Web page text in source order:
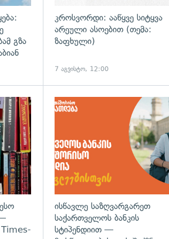
გზა
კროსვორდი: ააწყვე სიტყვა
არეული ასოებით (თემა:
ზაფხული)
7 აგვისტო, 12:00
გადახედვა
Times-
ისწავლე საზღვარგარეთ
საქართველოს ბანკის
სტიპენდიით —